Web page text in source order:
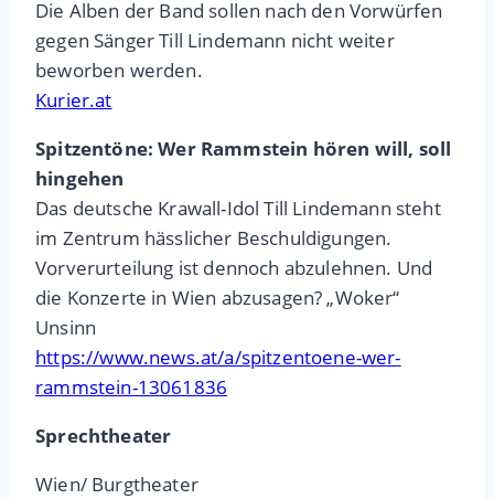
Die Alben der Band sollen nach den Vorwürfen
gegen Sänger Till Lindemann nicht weiter
beworben werden.
Kurier.at
Spitzentöne: Wer Rammstein hören will, soll
hingehen
Das deutsche Krawall-Idol Till Lindemann steht
im Zentrum hässlicher Beschuldigungen.
Vorverurteilung ist dennoch abzulehnen. Und
die Konzerte in Wien abzusagen? „Woker“
Unsinn
https://www.news.at/a/spitzentoene-wer-
rammstein-13061836
Sprechtheater
Wien/ Burgtheater